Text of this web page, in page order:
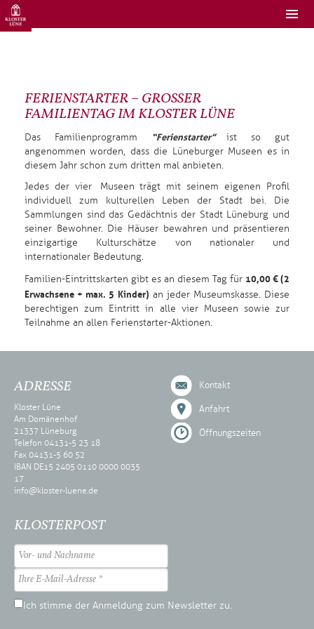
FERIENSTARTER – GROSSER
FAMILIENTAG IM KLOSTER LÜNE
Das Familienprogramm “Ferienstarter”ist so gut
angenommen worden, dass die Lüneburger Museen es in
diesem Jahr schon zum dritten mal anbieten.
Jedes der vier Museen trägt mit seinem eigenen Profil
individuell zum kulturellen Leben der Stadt bei. Die
Sammlungen sind das Gedächtnis der Stadt Lüneburg und
seiner Bewohner. Die Häuser bewahren und präsentieren
einzigartige Kulturschätze von nationaler und
internationaler Bedeutung.
Familien-Eintrittskarten gibt es an diesem Tag für 10,00 € (2
Erwachsene + max. 5 Kinder) an jeder Museumskasse. Diese
berechtigen zum Eintritt in alle vier Museen sowie zur
Teilnahme an allen Ferienstarter-Aktionen.
ADRESSE
Kloster Lüne
Am Domänenhof
21337 Lüneburg
Telefon 04131-5 23 18
Fax 04131-5 60 52
IBAN DE15 2405 0110 0000 0035
17
info@kloster-luene.de
Kontakt
Anfahrt
Öffnungszeiten
KLOSTERPOST
Ich stimme der Anmeldung zum Newsletter zu.